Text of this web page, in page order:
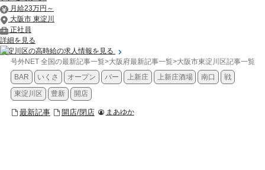
月給23万円～
大阪市 東淀川
正社員
詳細を見る
東淀川区の高時給の求人情報を見る
号外NET 全国の最新記事一覧>大阪府最新記事一覧>大阪市東淀川区記事一覧
BAR
いくさ オープン バー 上新庄 上新庄酒場 南口 戦
東淀川区 豊新 開店
最新記事 開店/閉店 まあゆか